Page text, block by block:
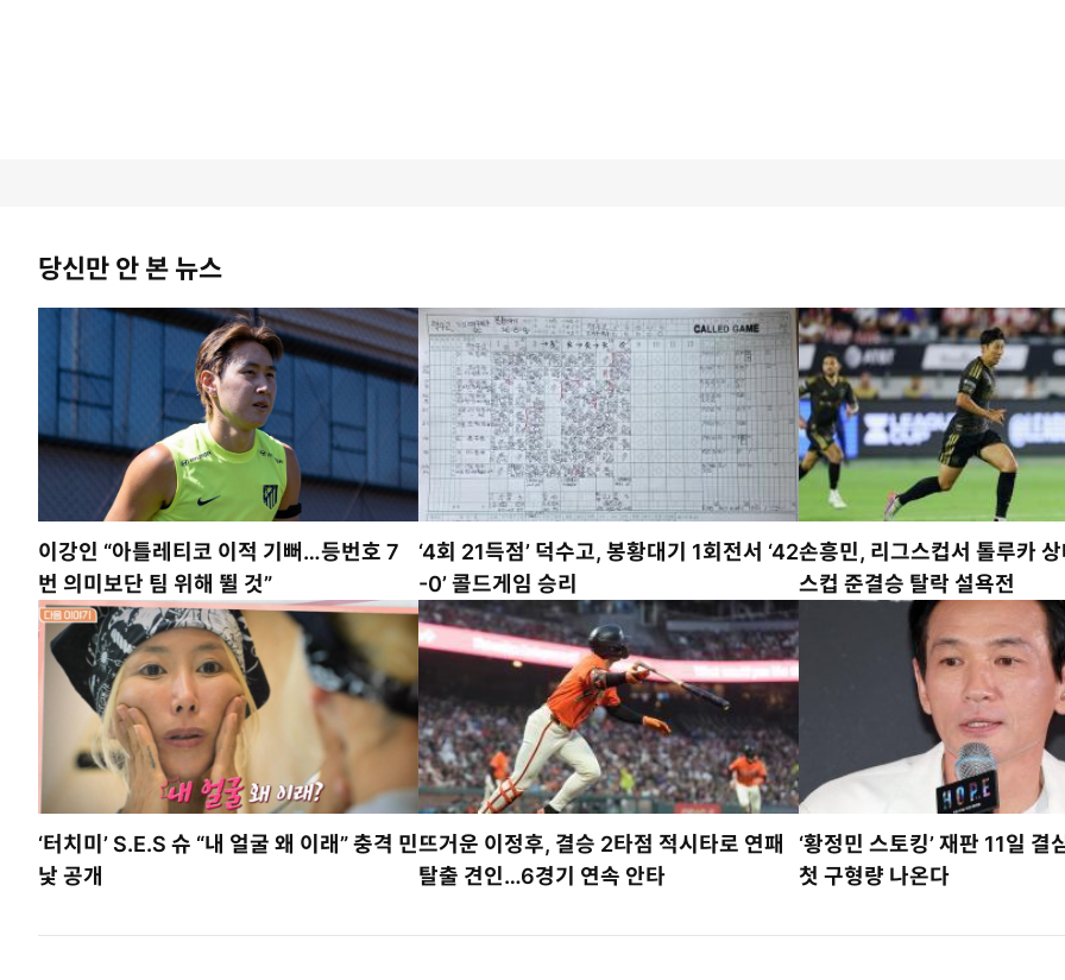
당신만 안 본 뉴스
이강인 “아틀레티코 이적 기뻐…등번호 7
번 의미보단 팀 위해 뛸 것”
‘4회 21득점’ 덕수고, 봉황대기 1회전서 ‘42
-0’ 콜드게임 승리
손흥민, 리그스컵서 톨루카
스컵 준결승 탈락 설욕전
‘터치미’ S.E.S 슈 “내 얼굴 왜 이래” 충격 민
낯 공개
뜨거운 이정후, 결승 2타점 적시타로 연패
탈출 견인…6경기 연속 안타
‘황정민 스토킹’ 재판 11일
첫 구형량 나온다